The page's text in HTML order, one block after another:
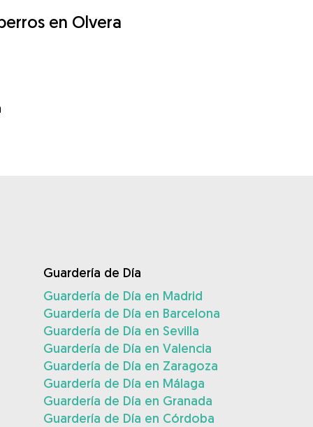
en Olvera
Guardería de Día
Guardería de Día en Madrid
Guardería de Día en Barcelona
Guardería de Día en Sevilla
Guardería de Día en Valencia
Guardería de Día en Zaragoza
Guardería de Día en Málaga
Guardería de Día en Granada
Guardería de Día en Córdoba